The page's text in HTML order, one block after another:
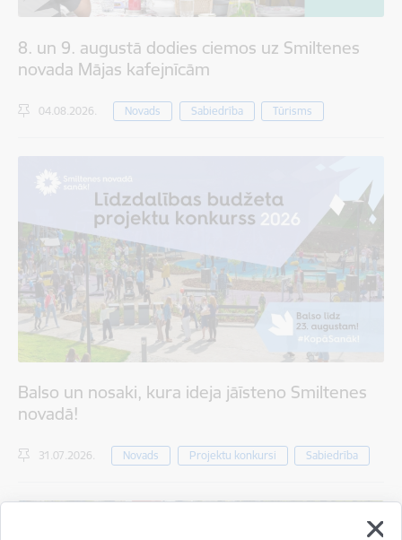
8. un 9. augustā dodies ciemos uz Smiltenes
novada Mājas kafejnīcām
04.08.2026. Novads Sabiedrība Tūrisms
Balso un nosaki, kura ideja jāīsteno Smiltenes
novadā!
31.07.2026. Novads Projektu konkursi Sabiedrība